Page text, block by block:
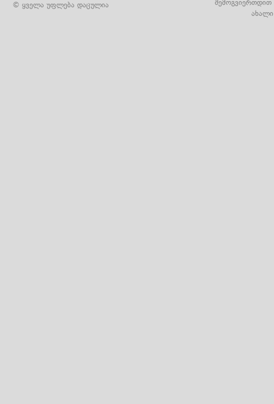
© ყველა უფლება დაცულია
შემოგვიერთდით
ახალი